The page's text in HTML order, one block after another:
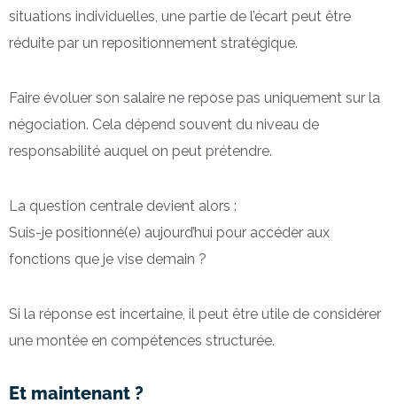
situations individuelles, une partie de l’écart peut être
réduite par un repositionnement stratégique.
Faire évoluer son salaire ne repose pas uniquement sur la
négociation. Cela dépend souvent du niveau de
responsabilité auquel on peut prétendre.
La question centrale devient alors :
Suis-je positionné(e) aujourd’hui pour accéder aux
fonctions que je vise demain ?
Si la réponse est incertaine, il peut être utile de considérer
une montée en compétences structurée.
Et maintenant ?